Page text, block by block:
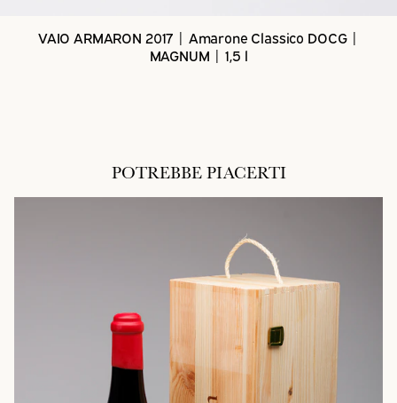
VAIO ARMARON 2017 | Amarone Classico DOCG |
MAGNUM | 1,5 l
POTREBBE PIACERTI